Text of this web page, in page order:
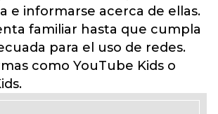
e informarse acerca de ellas.
familiar hasta que cumpla
para el uso de redes.
como YouTube Kids o